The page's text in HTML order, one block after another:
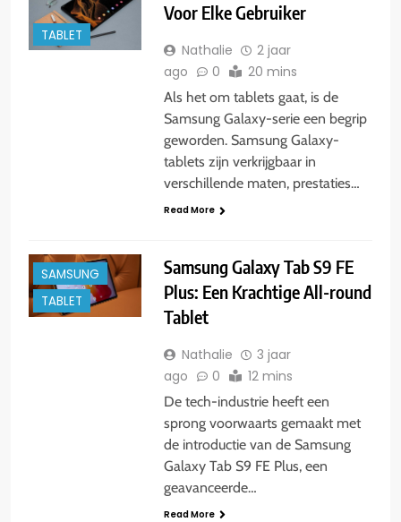
TABLET
Voor Elke Gebruiker
Nathalie
2 jaar
ago
0 20 mins
Als het om tablets gaat, is de
Samsung Galaxy-serie een begrip
geworden. Samsung Galaxy-
tablets zijn verkrijgbaar in
verschillende maten, prestaties…
Read More
SAMSUNG
TABLET
Samsung Galaxy Tab S9 FE
Plus: Een Krachtige All-round
Tablet
Nathalie
3 jaar
ago
0 12 mins
De tech-industrie heeft een
sprong voorwaarts gemaakt met
de introductie van de Samsung
Galaxy Tab S9 FE Plus, een
geavanceerde…
Read More